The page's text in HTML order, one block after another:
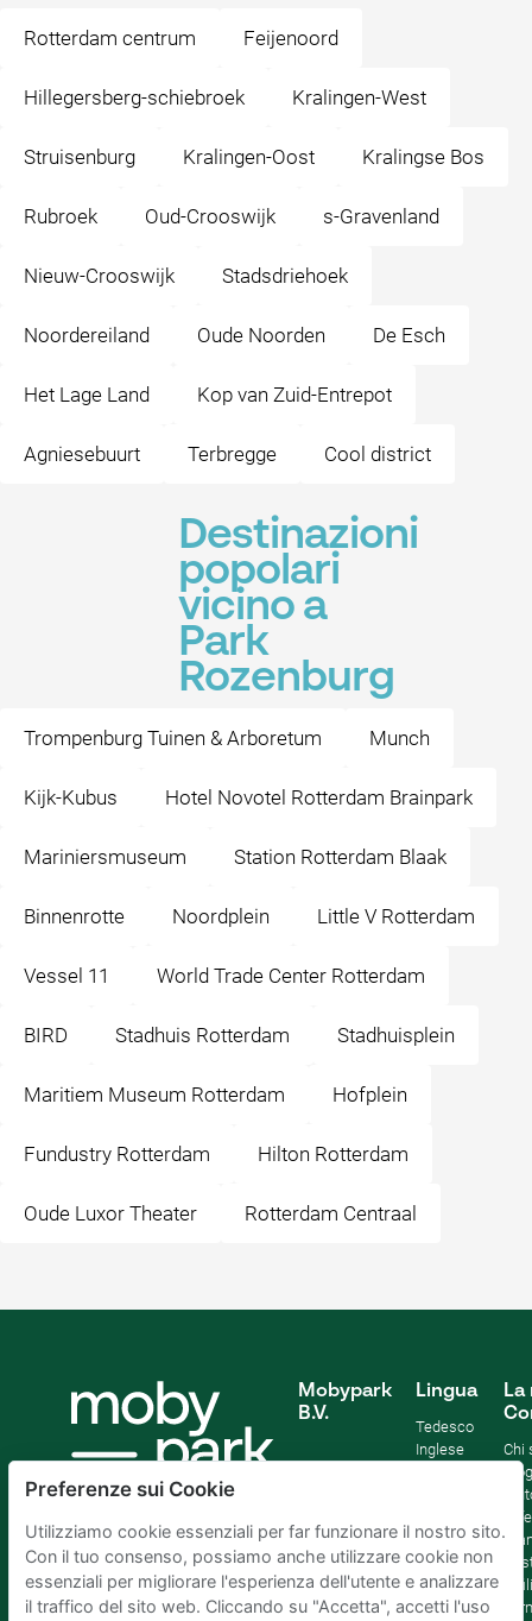
Rotterdam centrum Feijenoord
Hillegersberg-schiebroek Kralingen-West
Struisenburg Kralingen-Oost Kralingse Bos
Rubroek Oud-Crooswijk s-Gravenland
Nieuw-Crooswijk Stadsdriehoek
Noordereiland Oude Noorden De Esch
Het Lage Land Kop van Zuid-Entrepot
Agniesebuurt Terbregge Cool district
Destinazioni
popolari
vicino a
Park
Rozenburg
Trompenburg Tuinen & Arboretum Munch
Kijk-Kubus Hotel Novotel Rotterdam Brainpark
Mariniersmuseum Station Rotterdam Blaak
Binnenrotte Noordplein Little V Rotterdam
Vessel 11 World Trade Center Rotterdam
BIRD Stadhuis Rotterdam Stadhuisplein
Maritiem Museum Rotterdam Hofplein
Fundustry Rotterdam Hilton Rotterdam
Oude Luxor Theater Rotterdam Centraal
Mobypark
B.V.
Lingua
Tedesco
Inglese
Olandese
La
Chi
Blog
Preferenze sui Cookie
Utilizziamo cookie essenziali per far funzionare il nostro sito.
Con il tuo consenso, possiamo anche utilizzare cookie non
essenziali per migliorare l'esperienza dell'utente e analizzare
il traffico del sito web. Cliccando su "Accetta", accetti l'uso